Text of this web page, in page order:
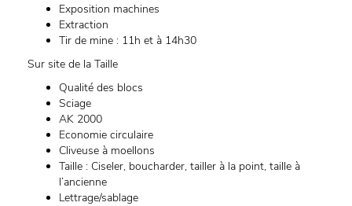
Exposition machines
Extraction
Tir de mine : 11h et à 14h30
Sur site de la Taille
Qualité des blocs
Sciage
AK 2000
Economie circulaire
Cliveuse à moellons
Taille : Ciseler, boucharder, tailler à la point, taille à
l’ancienne
Lettrage/sablage